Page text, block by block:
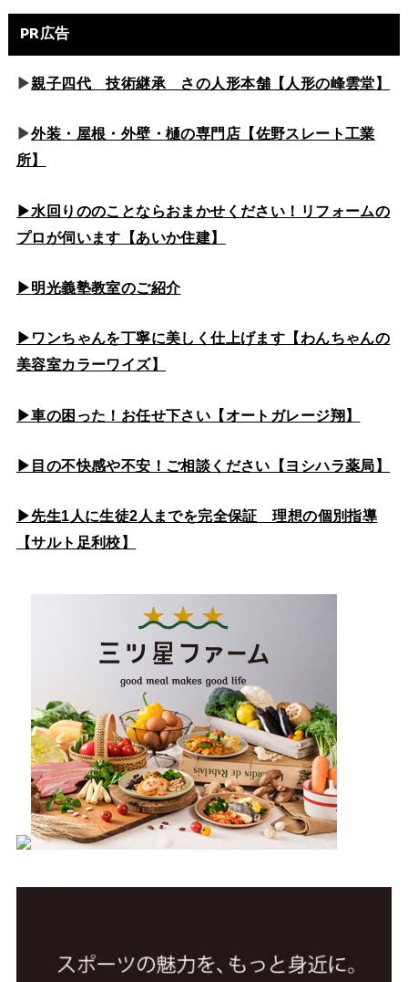
PR広告
▶親子四代 技術継承 さの人形本舗【人形の峰雲堂】
▶外装・屋根・外壁・樋の専門店【佐野スレート工業
所】
▶水回りののことならおまかせください！リフォームの
プロが伺います【あいか住建】
▶明光義塾教室のご紹介
▶ワンちゃんを丁寧に美しく仕上げます【わんちゃんの
美容室カラーワイズ】
▶車の困った！お任せ下さい【オートガレージ翔】
▶目の不快感や不安！ご相談ください【ヨシハラ薬局】
▶先生1人に生徒2人までを完全保証 理想の個別指導
【サルト足利校】